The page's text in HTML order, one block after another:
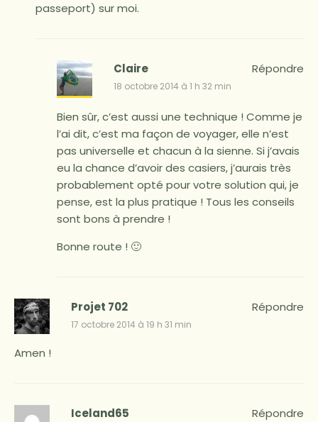
passeport) sur moi.
Claire
18 octobre 2014 à 1 h 32 min
Bien sûr, c’est aussi une technique ! Comme je
l’ai dit, c’est ma façon de voyager, elle n’est
pas universelle et chacun à la sienne. Si j’avais
eu la chance d’avoir des casiers, j’aurais très
probablement opté pour votre solution qui, je
pense, est la plus pratique ! Tous les conseils
sont bons à prendre !
Bonne route ! 🙂
Répondre
Projet 702
17 octobre 2014 à 19 h 31 min
Amen !
Répondre
Iceland65 Répondre